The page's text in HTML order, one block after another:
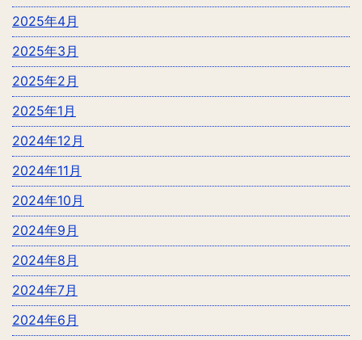
2025年4月
2025年3月
2025年2月
2025年1月
2024年12月
2024年11月
2024年10月
2024年9月
2024年8月
2024年7月
2024年6月